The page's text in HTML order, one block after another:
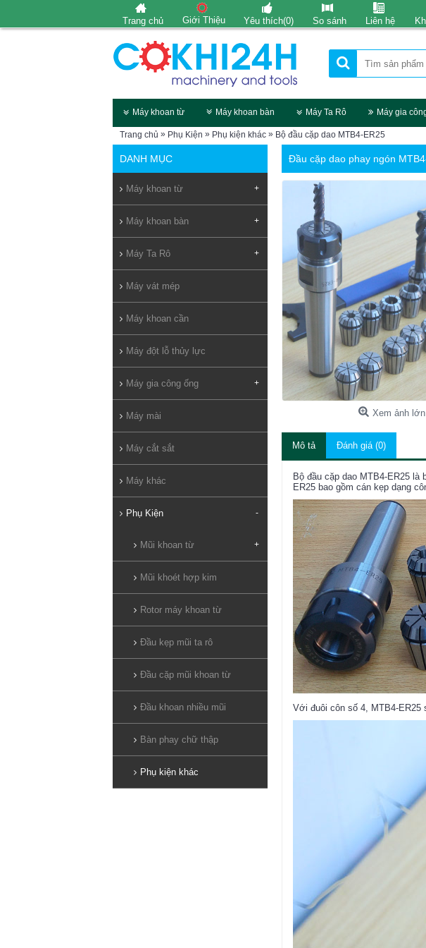
Trang chủ Giới Thiệu Yêu thích(0) So sánh Liên hệ
Máy khoan từ Máy khoan bàn Máy Ta Rô Máy gia
Trang chủ » Phụ Kiện » Phụ kiện khác » Bộ đầu cặp dao MTB4-ER25
DANH MỤC
Máy khoan từ +
Máy khoan bàn +
Máy Ta Rô +
Máy vát mép
Máy khoan cần
Máy đột lỗ thủy lực
Máy gia công ống +
Máy mài
Máy cắt sắt
Máy khác
Phụ Kiện -
Mũi khoan từ +
Mũi khoét hợp kim
Rotor máy khoan từ
Đầu kẹp mũi ta rô
Đầu cặp mũi khoan từ
Đầu khoan nhiều mũi
Bàn phay chữ thập
Phụ kiện khác
Đầu cặp dao phay ngón
Xem ảnh lớn
Mô tả Đánh giá (0)
Bộ đầu cặp dao MTB4-ER25 là
ER25 bao gồm cán kẹp dạng
Với đuôi côn số 4, MTB4-